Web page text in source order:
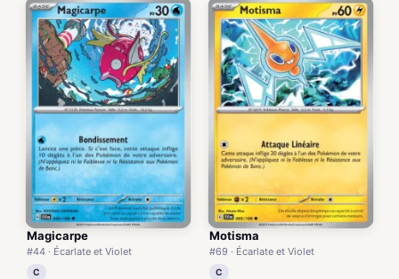
Magicarpe
#44 · Écarlate et Violet
C
Motisma
#69 · Écarlate et Violet
C